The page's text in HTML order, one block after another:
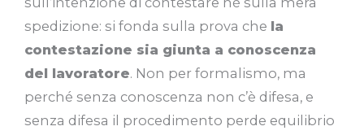
spedizione: si fonda sulla prova che la
contestazione sia giunta a conoscenza
del lavoratore. Non per formalismo, ma
perché senza conoscenza non c’è difesa, e
senza difesa il procedimento perde equilibrio